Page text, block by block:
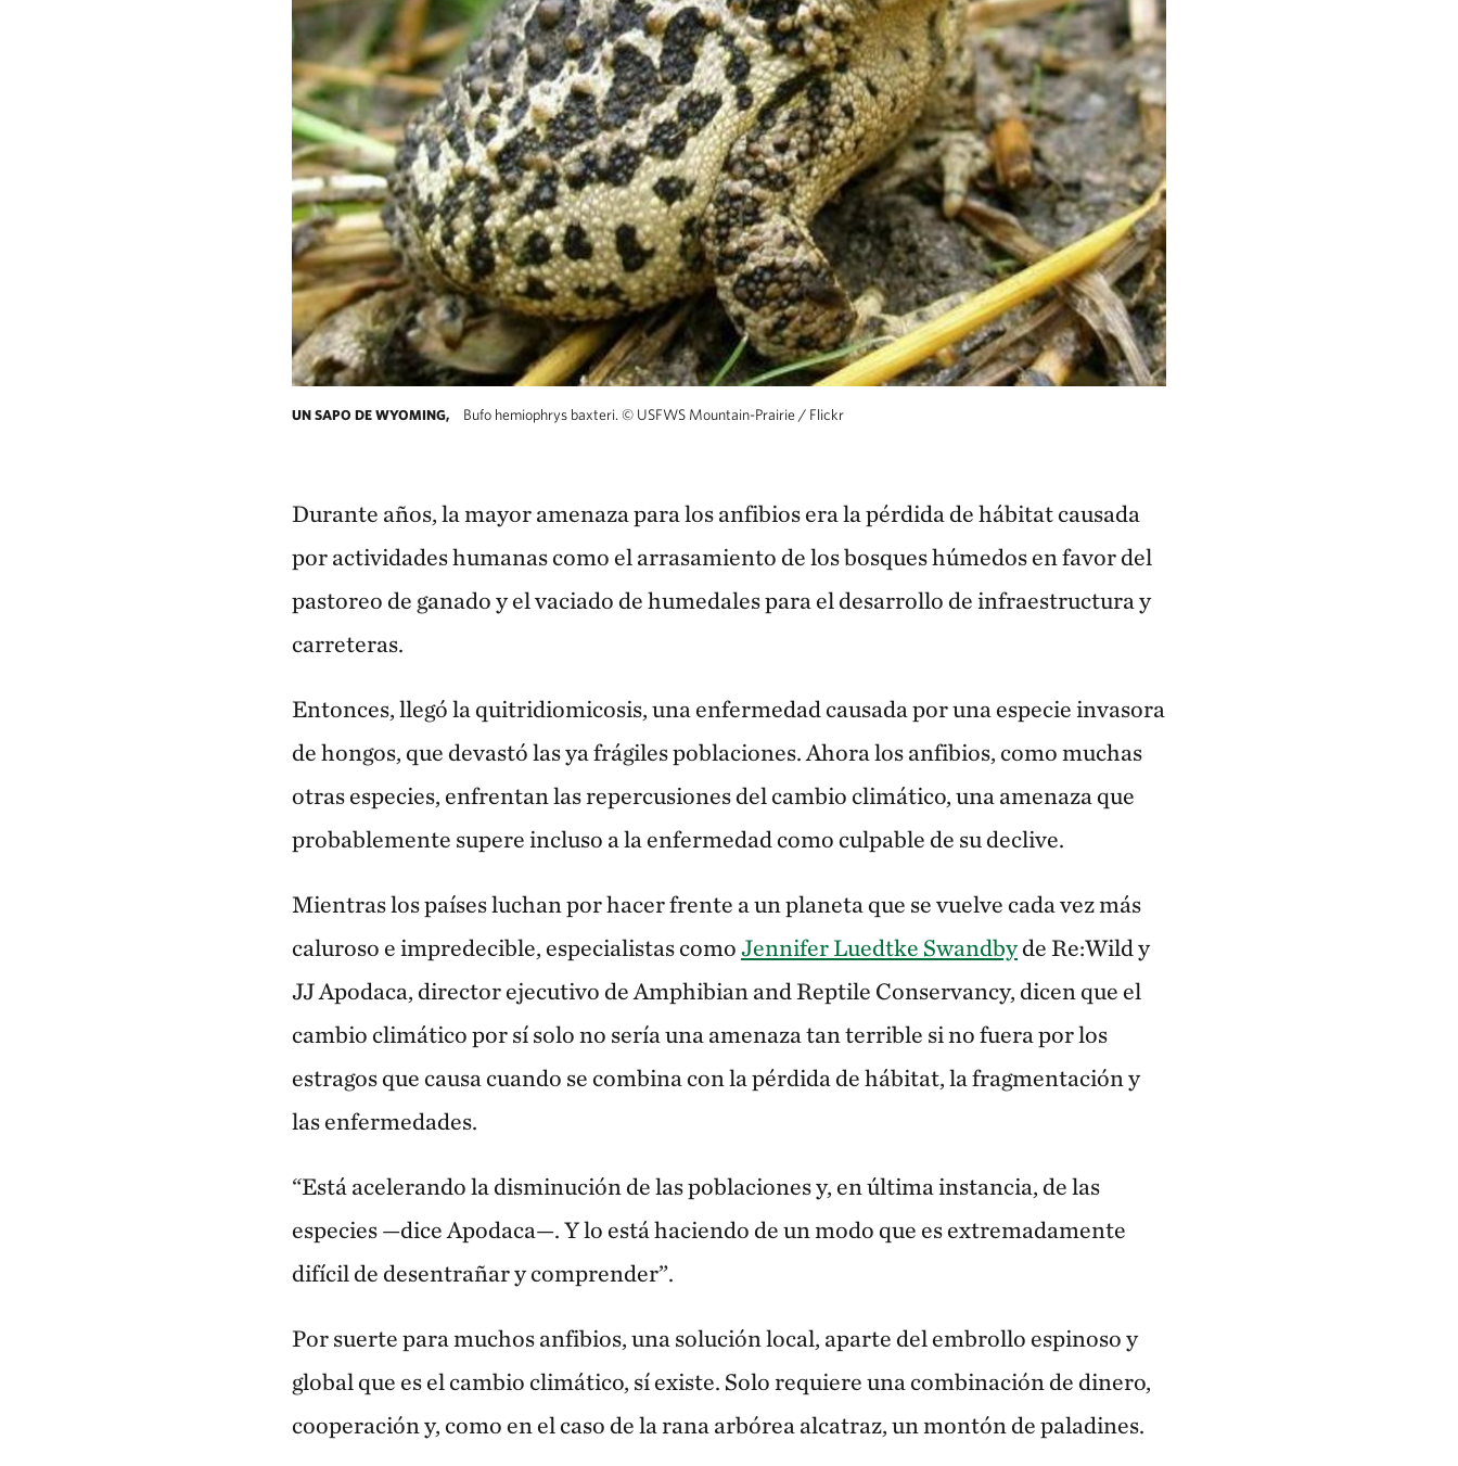
UN SAPO DE WYOMING, Bufo hemiophrys baxteri. © USFWS Mountain-Prairie / Flickr
Durante años, la mayor amenaza para los anfibios era la pérdida de hábitat causada
por actividades humanas como el arrasamiento de los bosques húmedos en favor del
pastoreo de ganado y el vaciado de humedales para el desarrollo de infraestructura y
carreteras.
Entonces, llegó la quitridiomicosis, una enfermedad causada por una especie invasora
de hongos, que devastó las ya frágiles poblaciones. Ahora los anfibios, como muchas
otras especies, enfrentan las repercusiones del cambio climático, una amenaza que
probablemente supere incluso a la enfermedad como culpable de su declive.
Mientras los países luchan por hacer frente a un planeta que se vuelve cada vez más
caluroso e impredecible, especialistas comoJennifer Luedtke Swandbyde Re:Wild y
JJ Apodaca, director ejecutivo de Amphibian and Reptile Conservancy, dicen que el
cambio climático por sí solo no sería una amenaza tan terrible si no fuera por los
estragos que causa cuando se combina con la pérdida de hábitat, la fragmentación y
las enfermedades.
“Está acelerando la disminución de las poblaciones y, en última instancia, de las
especies —dice Apodaca—. Y lo está haciendo de un modo que es extremadamente
difícil de desentrañar y comprender”.
Por suerte para muchos anfibios, una solución local, aparte del embrollo espinoso y
global que es el cambio climático, sí existe. Solo requiere una combinación de dinero,
cooperación y, como en el caso de la rana arbórea alcatraz, un montón de paladines.